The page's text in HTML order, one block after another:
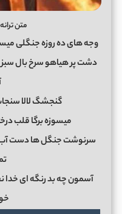
متن
وجه های ده روزه جنگلی
دشت پر هیاهو سرخ بال
گنجشگ لالا سنجاب
میسوزه برگا قلب
سرنوشت جنگل ها دست آب
آسمون چه بد رنگه ای